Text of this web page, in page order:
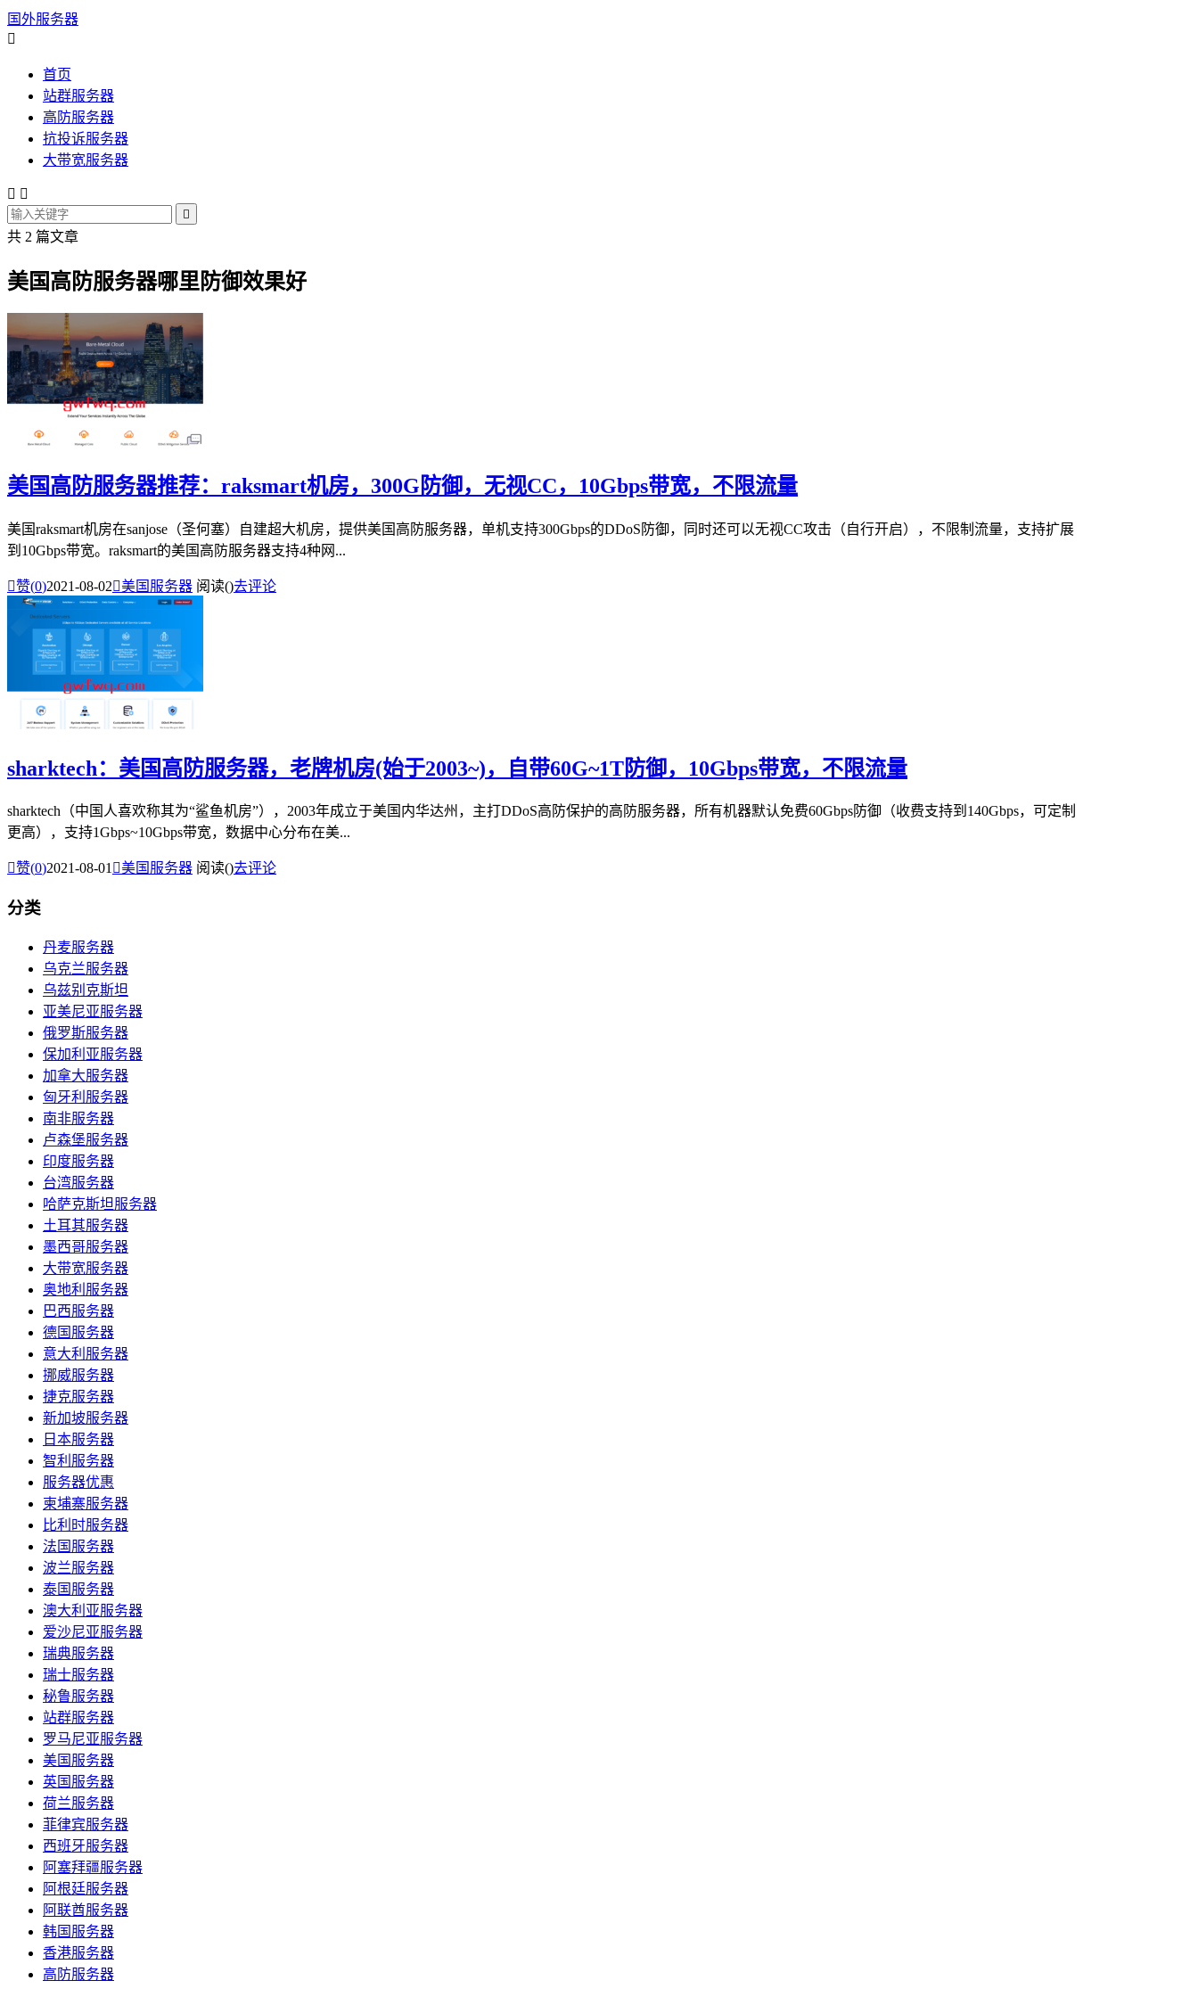
国外服务器

首页
站群服务器
高防服务器
抗投诉服务器
大带宽服务器
 

共 2 篇文章
美国高防服务器哪里防御效果好
美国高防服务器推荐：raksmart机房，300G防御，无视CC，10Gbps带宽，不限流量
美国raksmart机房在sanjose（圣何塞）自建超大机房，提供美国高防服务器，单机支持300Gbps的DDoS防御，同时还可以无视CC攻击（自行开启），不限制流量，支持扩展
到10Gbps带宽。raksmart的美国高防服务器支持4种网...
赞(0)2021-08-02美国服务器 阅读()去评论
sharktech：美国高防服务器，老牌机房(始于2003~)，自带60G~1T防御，10Gbps带宽，不限流量
sharktech（中国人喜欢称其为“鲨鱼机房”），2003年成立于美国内华达州，主打DDoS高防保护的高防服务器，所有机器默认免费60Gbps防御（收费支持到140Gbps，可定制
更高），支持1Gbps~10Gbps带宽，数据中心分布在美...
赞(0)2021-08-01美国服务器 阅读()去评论
分类
丹麦服务器
乌克兰服务器
乌兹别克斯坦
亚美尼亚服务器
俄罗斯服务器
保加利亚服务器
加拿大服务器
匈牙利服务器
南非服务器
卢森堡服务器
印度服务器
台湾服务器
哈萨克斯坦服务器
土耳其服务器
墨西哥服务器
大带宽服务器
奥地利服务器
巴西服务器
德国服务器
意大利服务器
挪威服务器
捷克服务器
新加坡服务器
日本服务器
智利服务器
服务器优惠
柬埔寨服务器
比利时服务器
法国服务器
波兰服务器
泰国服务器
澳大利亚服务器
爱沙尼亚服务器
瑞典服务器
瑞士服务器
秘鲁服务器
站群服务器
罗马尼亚服务器
美国服务器
英国服务器
荷兰服务器
菲律宾服务器
西班牙服务器
阿塞拜疆服务器
阿根廷服务器
阿联酋服务器
韩国服务器
香港服务器
高防服务器